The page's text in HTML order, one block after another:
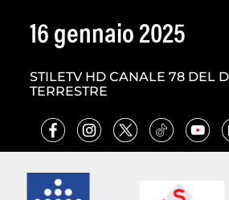
16 gennaio 2025
STILETV HD CANALE 78 DEL
TERRESTRE